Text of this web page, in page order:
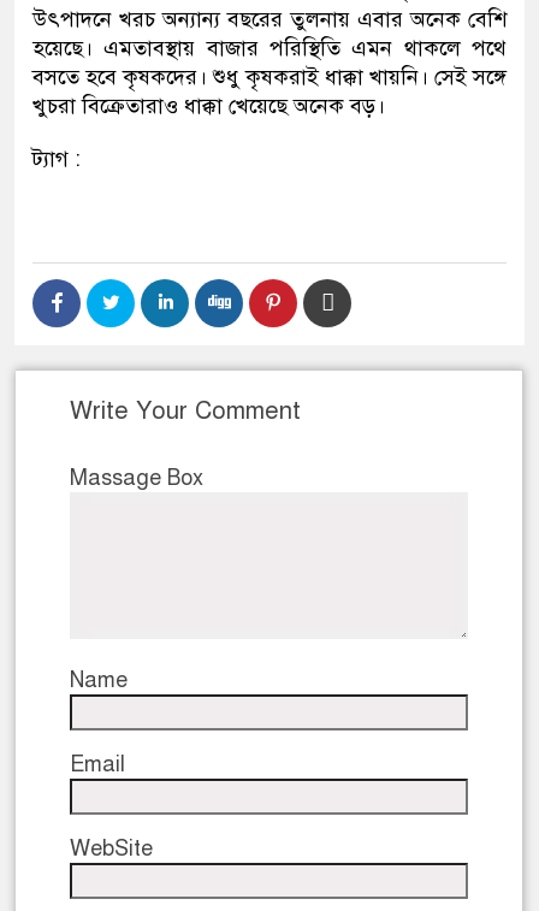
উৎপাদনে খরচ অন্যান্য বছরের তুলনায় এবার অনেক বেশি
হয়েছে। এমতাবস্থায় বাজার পরিস্থিতি এমন থাকলে পথে
বসতে হবে কৃষকদের। শুধু কৃষকরাই ধাক্কা খায়নি। সেই সঙ্গে
খুচরা বিক্রেতারাও ধাক্কা খেয়েছে অনেক বড়।
ট্যাগ :
Write Your Comment
Massage Box
Name
Email
WebSite